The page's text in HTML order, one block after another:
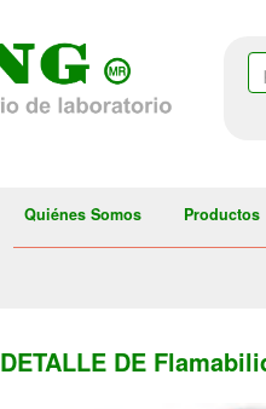
Quiénes Somos Productos
DETALLE DE